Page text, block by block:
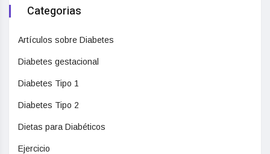
Categorias
Artículos sobre Diabetes
Diabetes gestacional
Diabetes Tipo 1
Diabetes Tipo 2
Dietas para Diabéticos
Ejercicio